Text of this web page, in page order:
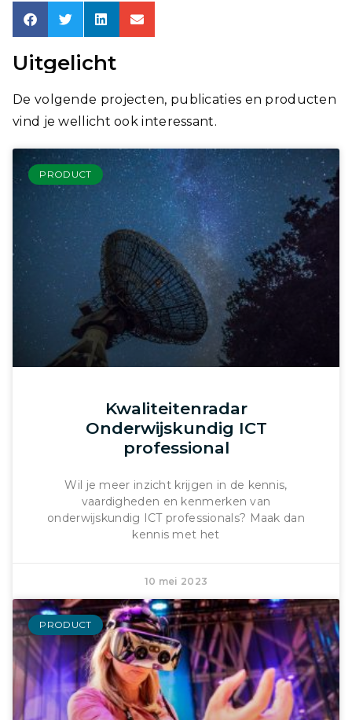
Uitgelicht
De volgende projecten, publicaties en producten
vind je wellicht ook interessant.
PRODUCT
Kwaliteitenradar
Onderwijskundig ICT
professional
Wil je meer inzicht krijgen in de kennis,
vaardigheden en kenmerken van
onderwijskundig ICT professionals? Maak dan
kennis met het
10 mei 2023
PRODUCT